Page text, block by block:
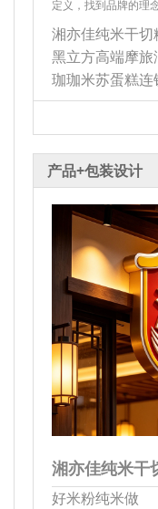
定义，找到品牌的理
湘亦佳纯米干切
黑立方高端摩
珈珈米苏蛋糕连
产品+包装设计
湘亦佳纯米干
好米粉纯米做